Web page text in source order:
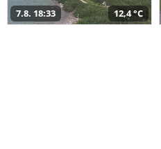
7.8. 18:33 12,4 °C